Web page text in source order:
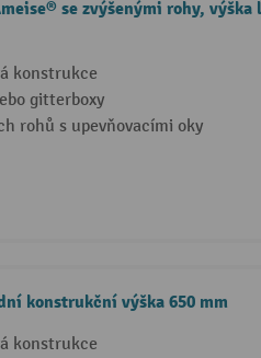
se zvýšenými rohy, výška
konstrukce
gitterboxy
rohů s upevňovacími oky
konstrukční výška 650 mm
konstrukce